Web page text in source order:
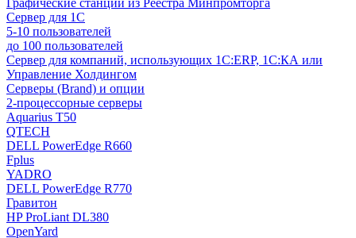
Графические станции из Реестра Минпромторга
Сервер для 1С
5-10 пользователей
до 100 пользователей
Сервер для компаний, использующих 1C:ERP, 1С:КА или
Управление Холдингом
Серверы (Brand) и опции
2-процессорные серверы
Aquarius T50
QTECH
DELL PowerEdge R660
Fplus
YADRO
DELL PowerEdge R770
Гравитон
HP ProLiant DL380
OpenYard